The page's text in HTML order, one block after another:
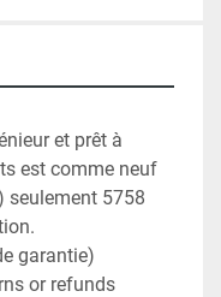
et prêt à
est comme neuf
seulement 5758
garantie)
or refunds